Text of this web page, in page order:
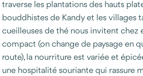
traverse les plantations des hauts
bouddhistes de Kandy et les villages
cueilleuses de thé nous invitent chez
compact (on change de paysage en
route), la nourriture est variée et
une hospitalité souriante qui rassure